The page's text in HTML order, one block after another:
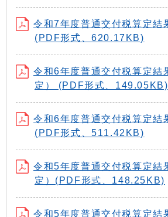
令和7年度普通交付税算定結
(PDF形式、620.17KB)
令和6年度普通交付税算定結
定） (PDF形式、149.05KB)
令和6年度普通交付税算定結
(PDF形式、511.42KB)
令和5年度普通交付税算定結
定）(PDF形式、148.25KB)
令和5年度普通交付税算定結